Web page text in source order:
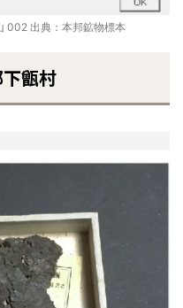
出典：本邦鉱物標本
甑村